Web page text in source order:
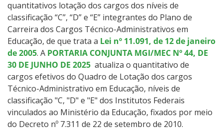
quantitativos lotação dos cargos dos níveis de
classificação “C”, “D” e “E” integrantes do Plano de
Carreira dos Cargos Técnico-Administrativos em
Educação, de que trata a Lei nº 11.091, de 12 de janeiro
de 2005. A PORTARIA CONJUNTA MGI/MEC Nº 44, DE
30 DE JUNHO DE 2025 atualiza o quantitativo de
cargos efetivos do Quadro de Lotação dos cargos
Técnico-Administrativo em Educação, níveis de
classificação "C, "D" e "E" dos Institutos Federais
vinculados ao Ministério da Educação, fixados por meio
do Decreto nº 7.311 de 22 de setembro de 2010.